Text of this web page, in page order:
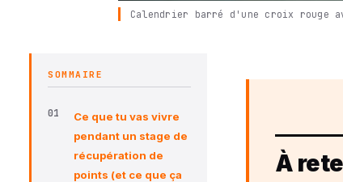
Calendrier barré d'une croix rouge
SOMMAIRE
Ce que tu vas vivre
pendant un stage de
récupération de
points (et ce que ça
À